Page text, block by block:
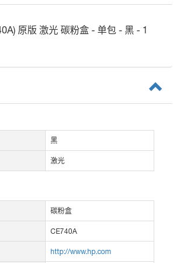
原版 激光 碳粉盒 - 单包 - 黑 - 1
黑
激光
碳粉盒
CE740A
http://www.hp.com